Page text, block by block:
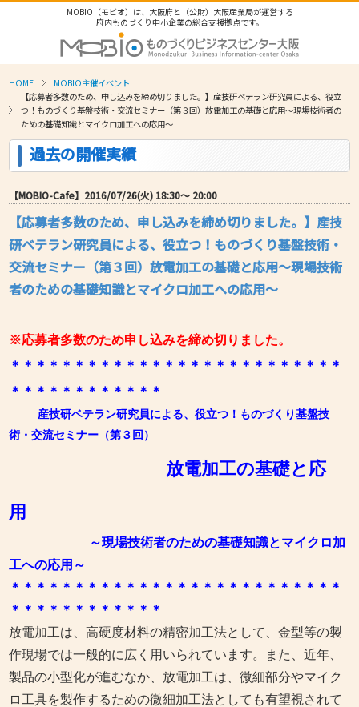
MOBIO（モビオ）は、大阪府と（公財）大阪産業局が運営する
府内ものづくり中小企業の総合支援拠点です。
HOME
MOBIO主催イベント
【応募者多数のため、申し込みを締め切りました。】産技研ベテラン研究員による、役立
つ！ものづくり基盤技術・交流セミナー（第３回）放電加工の基礎と応用～現場技術者の
ための基礎知識とマイクロ加工への応用～
過去の開催実績
【MOBIO-Cafe】2016/07/26(火) 18:30〜 20:00
【応募者多数のため、申し込みを締め切りました。】産技
研ベテラン研究員による、役立つ！ものづくり基盤技術・
交流セミナー（第３回）放電加工の基礎と応用～現場技術
者のための基礎知識とマイクロ加工への応用～
※応募者多数のため申し込みを締め切りました。
＊＊＊＊＊＊＊＊＊＊＊＊＊＊＊＊＊＊＊＊＊＊＊＊＊＊
＊ ＊＊＊ ＊ ＊＊＊ ＊ ＊＊ ＊
産技研ベテラン研究員によ る、役立つ！ものづくり基盤技
術・交流セミナー（第３回）
放電加工の基礎と応
用
～現場技術者のための基礎知識とマイクロ加
工への応用～
＊＊＊＊＊＊＊＊＊＊＊＊＊＊＊＊＊＊＊＊＊＊＊＊＊＊
＊ ＊＊＊ ＊ ＊＊＊ ＊ ＊＊ ＊
放電加工は、高硬度材料の精密加工法として、金型等の製
作現場では一般的に広く用いられています。また、近年、
製品の小型化が進むなか、放電加工は、微細部分やマイク
ロ工具を製作するための微細加工法としても有望視されて